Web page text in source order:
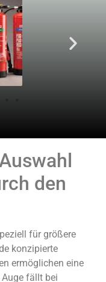
den
für größere
konzipierte
ermöglichen eine
fällt bei